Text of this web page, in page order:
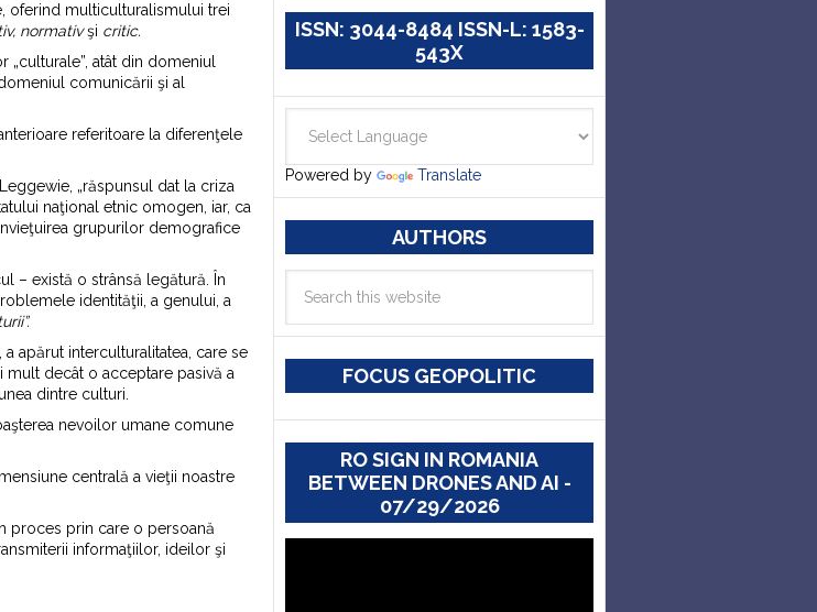
oferind multiculturalismului trei
normativşi critic.
atât din domeniul
comunicării şi al
referitoare la diferenţele
„răspunsul dat la criza
naţional etnic omogen, iar, ca
grupurilor demografice
– există o strânsă legătură. În
identităţii, a genului, a
apărut interculturalitatea, care se
decât o acceptare pasivă a
dintre culturi.
nevoilor umane comune
centrală a vieţii noastre
proces prin care o persoană
informaţiilor, ideilor şi
ISSN: 3044-8484 ISSN-L: 1583-
543X
Powered by Translate
AUTHORS
FOCUS GEOPOLITIC
RO SIGN IN ROMANIA
BETWEEN DRONES AND AI -
07/29/2026